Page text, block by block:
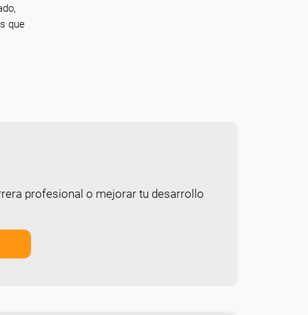
que
profesional o mejorar tu desarrollo